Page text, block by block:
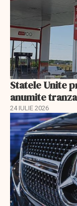
Statele Unite
anumite
24 IULIE 2026